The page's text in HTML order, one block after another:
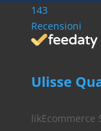
143
Recensioni
Ulisse
likEcommerce